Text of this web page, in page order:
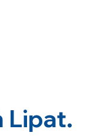
Lipat.